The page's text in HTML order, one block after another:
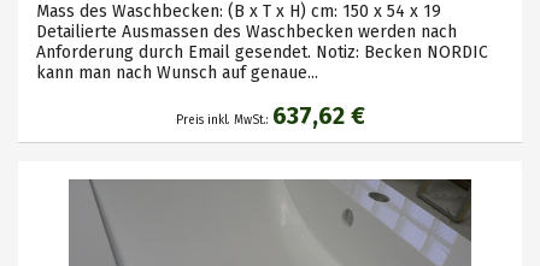
Mass des Waschbecken: (B x T x H) cm: 150 x 54 x 19
Detailierte Ausmassen des Waschbecken werden nach
Anforderung durch Email gesendet. Notiz: Becken NORDIC
kann man nach Wunsch auf genaue...
Preis inkl. MwSt.: 637,62 €